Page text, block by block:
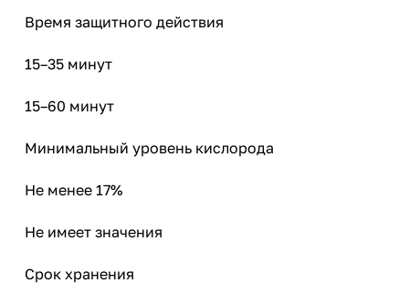
Время защитного действия
15–35 минут
15–60 минут
Минимальный уровень кислорода
Не менее 17%
Не имеет значения
Срок хранения